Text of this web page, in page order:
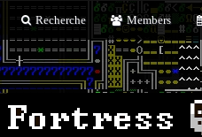
Recherche Members